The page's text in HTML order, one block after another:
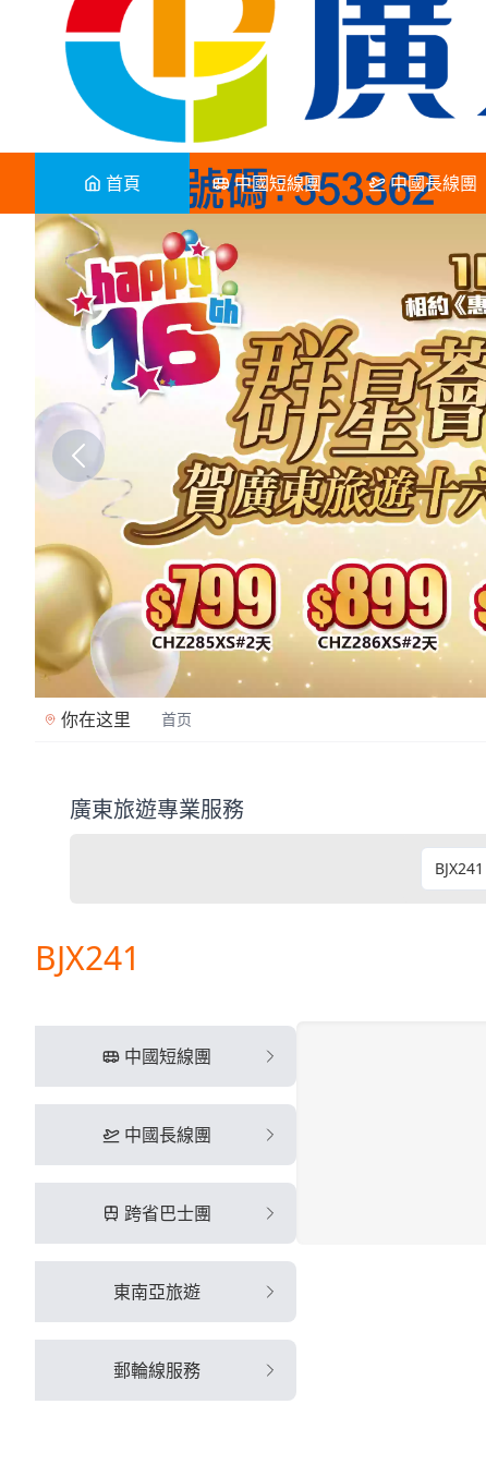
首頁 中國短線團 中國長線團
你在这里 首页
廣東旅遊專業服務
廣東旅遊是香港專業旅行社（牌照353362），2012
BJX241
中國短線團
中國長線團
跨省巴士團
東南亞旅遊
郵輪線服務